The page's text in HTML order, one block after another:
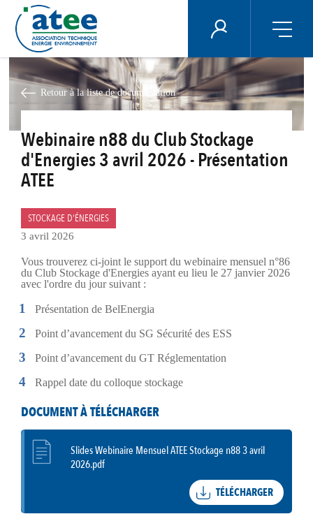
au
contenu
principal
ÉNERGIE PLUS
Retour à la liste de documentation
Webinaire n88 du Club Stockage
d'Energies 3 avril 2026 - Présentation
ATEE
STOCKAGE D'ÉNERGIES
3 avril 2026
Vous trouverez ci-joint le support du webinaire mensuel n°86
du Club Stockage d'Energies ayant eu lieu le 27 janvier 2026
avec l'ordre du jour suivant :
Présentation de BelEnergia
Point d’avancement du SG Sécurité des ESS
Point d’avancement du GT Réglementation
Rappel date du colloque stockage
DOCUMENT À TÉLÉCHARGER
Slides Webinaire Mensuel ATEE Stockage n88 3 avril
2026.pdf
TÉLÉCHARGER
Panneau de gestion des cookies